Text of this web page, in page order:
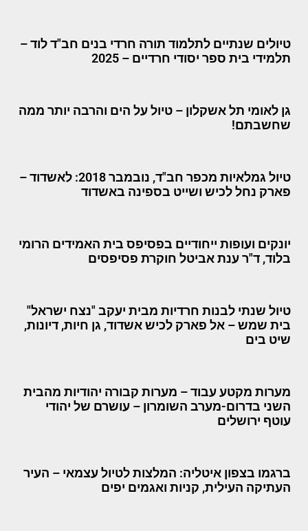
טיולים שנתיים לתלמוד תורה חרדי בנים חב"ד לוד –
תלמידי בית ספר יסודי חרדיים – 2025
גן לאומי תל אשקלון – טיול על הים והרבה יותר ממה
שחשבתם!
טיול גמלאיות מכפר חב"ד, נובמבר 2018: לאשדוד –
פארק נחל לכיש ושייט בספינה באשדוד
יונקים ועופות ייחודיים בפסיפס בית האמידים הרומי
בלוד, ד"ר ענת אביטל חוקרת פסיפסים
טיול שנתי לבנות חרדיות מבית יעקב "נצח ישראל"
בית שמש – אל פארק לכיש אשדוד, גן חיות, דיונות,
שיט בים
מערות מקטע עבוד – מערות קבורה יהודיות מהבית
השני בדרום-מערב השומרון – עושרם של יהודי
עוטף ירושלים
ברגמו בצפון איטליה: המלצות לטיול עצמאי – העיר
העתיקה העילית, קניות ואגמים יפים